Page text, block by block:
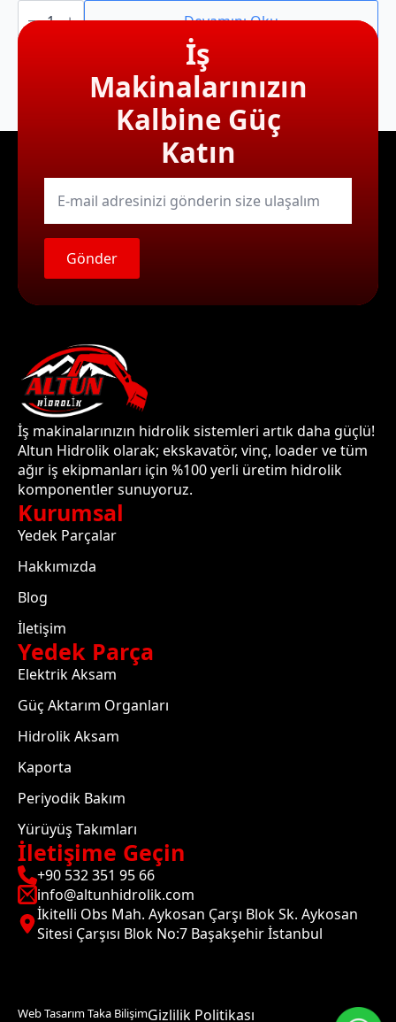
01760002
adet Devamını Oku
İş
Makinalarınızın
Kalbine Güç
Katın
E-
mail
Gönder
İş makinalarınızın hidrolik sistemleri artık daha güçlü!
Altun Hidrolik olarak; ekskavatör, vinç, loader ve tüm
ağır iş ekipmanları için %100 yerli üretim hidrolik
komponentler sunuyoruz.
Kurumsal
Yedek Parçalar
Hakkımızda
Blog
İletişim
Yedek Parça
Elektrik Aksam
Güç Aktarım Organları
Hidrolik Aksam
Kaporta
Periyodik Bakım
Yürüyüş Takımları
İletişime Geçin
+90 532 351 95 66
info@altunhidrolik.com
İkitelli Obs Mah. Aykosan Çarşı Blok Sk. Aykosan
Sitesi Çarşısı Blok No:7 Başakşehir İstanbul
Web Tasarım Taka BilişimGizlilik Politikası